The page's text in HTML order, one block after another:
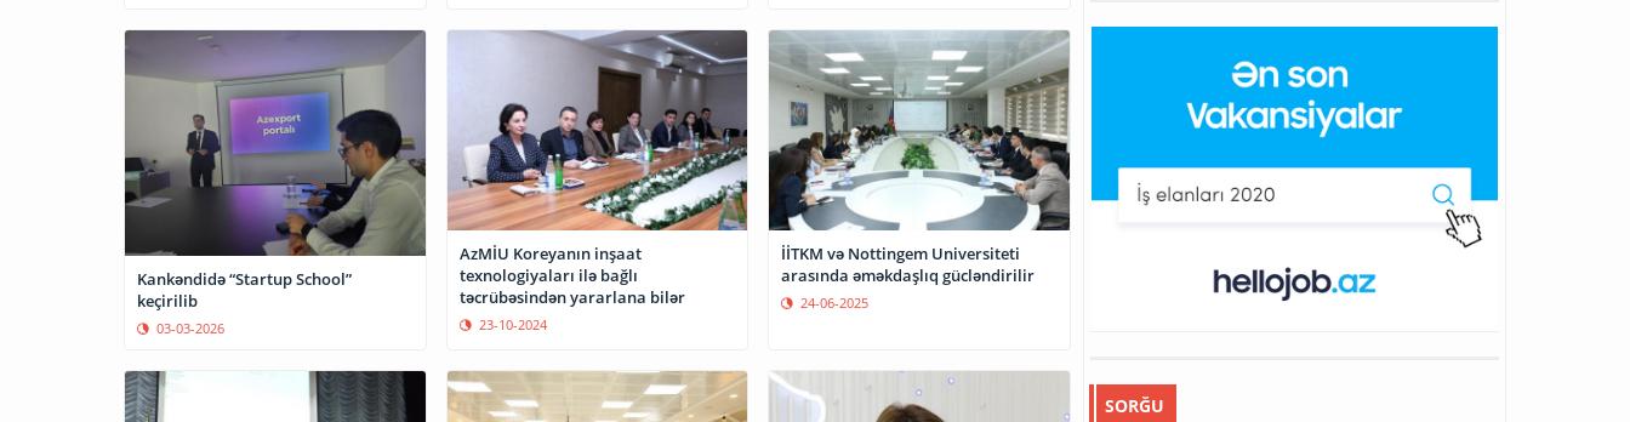
Kankəndidə “Startup School”
keçirilib
03-03-2026
AzMİU Koreyanın inşaat
texnologiyaları ilə bağlı
təcrübəsindən yararlana bilər
23-10-2024
İİTKM və Nottingem Universiteti
arasında əməkdaşlıq gücləndirilir
24-06-2025
SORĞU